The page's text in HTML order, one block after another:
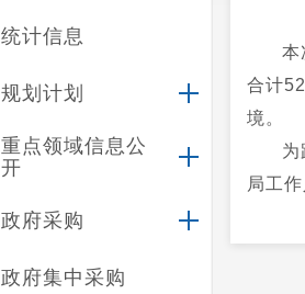
统计信息
规划计划
重点领域信息公
开
政府采购
政府集中采购
本
合计
境。
为
局工
个销